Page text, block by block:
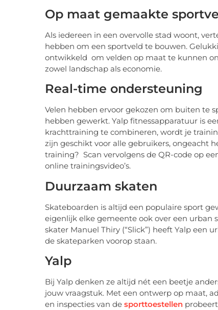
Op maat gemaakte
Als iedereen in een overvolle stad woont,
hebben om een ​​sportveld te bouwen.
ontwikkeld om velden op maat te kunnen
zowel landschap als economie.
Real-time ondersteuning
Velen hebben ervoor gekozen om buiten te
hebben gewerkt. Yalp fitnessapparatuur is
krachttraining te combineren, wordt je
zijn geschikt voor alle gebruikers, ongeacht
training? Scan vervolgens de QR-code op
online trainingsvideo’s.
Duurzaam skaten
Skateboarden is altijd een populaire sport
eigenlijk elke gemeente ook over een
skater Manuel Thiry (“Slick”) heeft Yalp
de skateparken voorop staan.
Yalp
Bij Yalp denken ze altijd nét een beetje
jouw vraagstuk. Met een ontwerp op maat,
en inspecties van de sporttoestellen